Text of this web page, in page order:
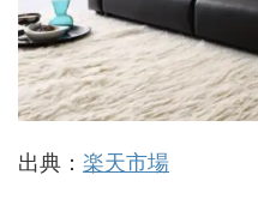
出典： 楽天市場